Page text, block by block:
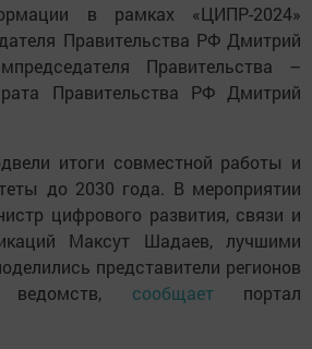
в рамках «ЦИПР-2024»
Правительства РФ Дмитрий
Правительства –
Правительства РФ Дмитрий
итоги совместной работы и
до 2030 года. В мероприятии
цифрового развития, связи и
Максут Шадаев, лучшими
представители регионов
ведомств, сообщаетпортал